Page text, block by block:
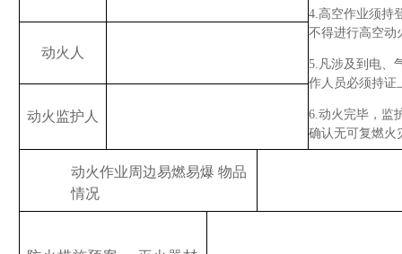
4.高空作业须持
不得进行高空动
5. 凡涉及到电、
作人员必须持证
6.动火完毕，监
确认无可复燃火
动火人
动火监护 人
动火作业周边易燃易爆 物品
情况